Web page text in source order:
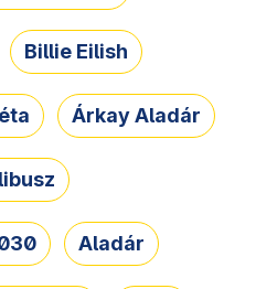
Billie Eilish
Árkay Aladár
Aladár